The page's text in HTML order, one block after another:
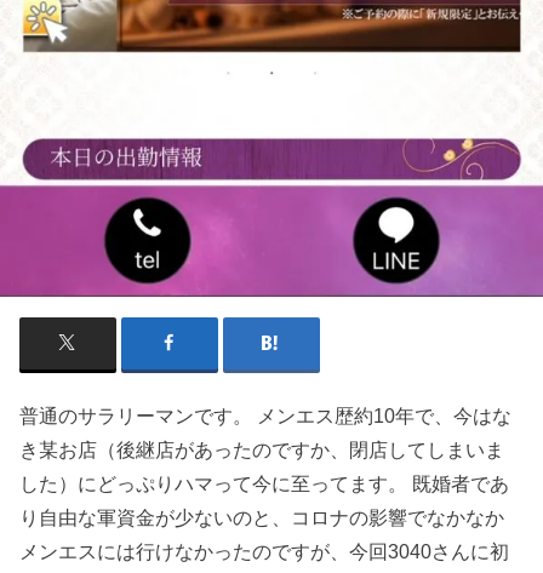
普通のサラリーマンです。 メンエス歴約10年で、今はな
き某お店（後継店があったのですか、閉店してしまいま
した）にどっぷりハマって今に至ってます。 既婚者であ
り自由な軍資金が少ないのと、コロナの影響でなかなか
メンエスには行けなかったのですが、今回3040さんに初